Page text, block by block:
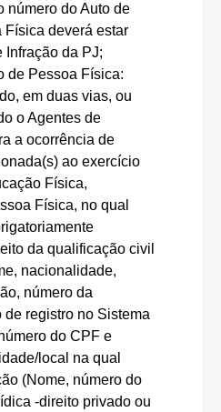
número do Auto de
Física deverá estar
Infração da PJ;
de Pessoa Física:
em duas vias, ou
o Agentes de
a ocorrência de
ao exercício
Física,
Física, no qual
da qualificação civil
nacionalidade,
número da
registro no Sistema
do CPF e
local na qual
(Nome, número do
-direito privado ou